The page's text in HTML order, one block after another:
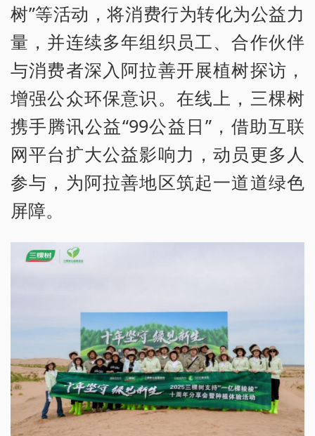
树”等活动，将消费行为转化为公益力
量，并连续多年组织员工、合作伙伴
与消费者深入阿拉善开展植树探访，
增强公众环保意识。在线上，三棵树
携手腾讯公益“99公益日”，借助互联
网平台扩大公益影响力，动员更多人
参与，为阿拉善地区筑起一道道绿色
屏障。